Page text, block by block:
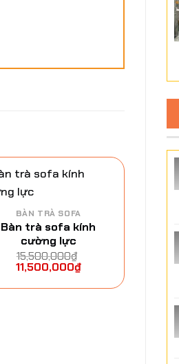
BÀN TRÀ SOFA
Bàn trà sofa kính
cường lực
15,500,000₫
11,500,000₫